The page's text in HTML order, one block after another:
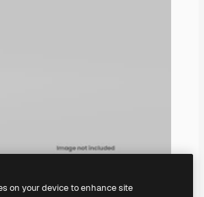
on your device to enhance site